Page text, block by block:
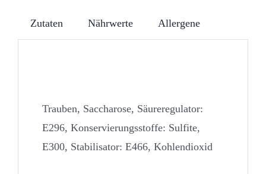
Zutaten Nährwerte Allergene
Trauben, Saccharose, Säureregulator:
E296, Konservierungsstoffe: Sulfite,
E300, Stabilisator: E466, Kohlendioxid